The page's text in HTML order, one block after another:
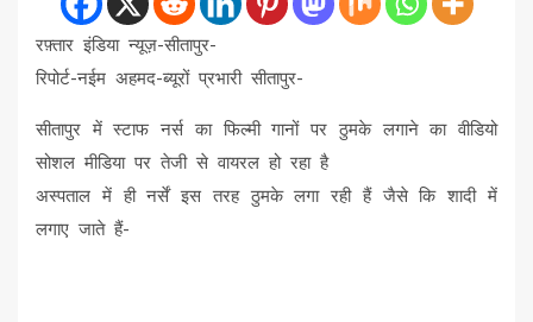
रफ़्तार इंडिया न्यूज़-सीतापुर-
रिपोर्ट-नईम अहमद-ब्यूरों प्रभारी सीतापुर-
सीतापुर में स्टाफ नर्स का फिल्मी गानों पर ठुमके लगाने का वीडियो
सोशल मीडिया पर तेजी से वायरल हो रहा है
अस्पताल में ही नर्सें इस तरह ठुमके लगा रही हैं जैसे कि शादी में
लगाए जाते हैं-